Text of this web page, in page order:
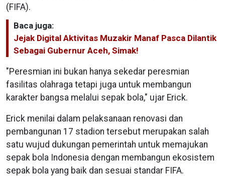
(FIFA).
Baca juga:
Jejak Digital Aktivitas Muzakir Manaf Pasca Dilantik
Sebagai Gubernur Aceh, Simak!
"Peresmian ini bukan hanya sekedar peresmian
fasilitas olahraga tetapi juga untuk membangun
karakter bangsa melalui sepak bola," ujar Erick.
Erick menilai dalam pelaksanaan renovasi dan
pembangunan 17 stadion tersebut merupakan salah
satu wujud dukungan pemerintah untuk memajukan
sepak bola Indonesia dengan membangun ekosistem
sepak bola yang baik dan sesuai standar FIFA.